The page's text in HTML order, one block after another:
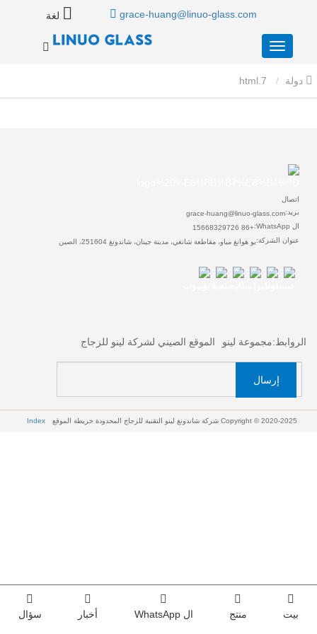
grace-huang@linuo-glass.com لغة
اتصال
بريد:grace-huang@linuo-glass.com
ال WhatsApp:
+86 15668329726
عنوان الشركة:يو هوانغ مياو، مقاطعة شانغي، مدينة جينان، شاندونغ 251604، الصين
الروابط:مجموعة لينو الموقع الصيني لشركة لينو للزجاج
إرسال
Copyright © 2020-2025 شركة شاندونغ لينو التقنية للزجاج المحدودة خريطة الموقع Index
بيت منتج ال WhatsApp أخبار سؤال